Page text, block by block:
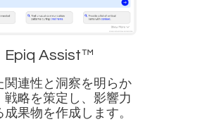
Epiq Assist™
関連性と洞察を明らか
戦略を策定し、影響力
成果物を作成します。